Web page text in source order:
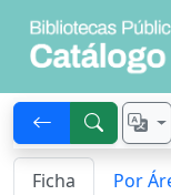
Ficha Por